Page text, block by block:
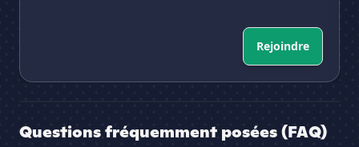
Rejoindre
Questions fréquemment posées (FAQ)